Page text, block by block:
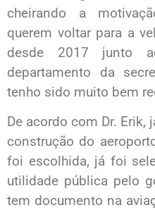
cheirando a
querem voltar para a
desde 2017 junto
departamento da
tenho sido muito bem
De acordo com Dr. Erik,
construção do
foi escolhida, já foi
utilidade pública pelo
tem documento na